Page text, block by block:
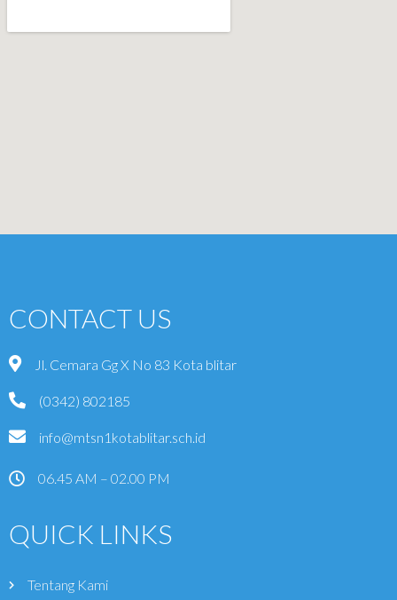
CONTACT US
Jl. Cemara Gg X No 83 Kota blitar
(0342) 802185
info@mtsn1kotablitar.sch.id
06.45 AM – 02.00 PM
QUICK LINKS
Tentang Kami